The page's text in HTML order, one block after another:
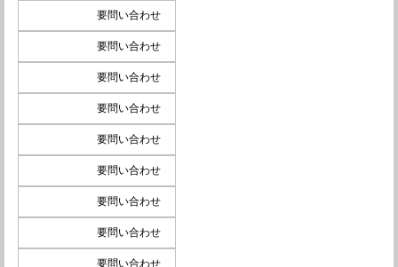
要問い合わせ
要問い合わせ
要問い合わせ
要問い合わせ
要問い合わせ
要問い合わせ
要問い合わせ
要問い合わせ
要問い合わせ